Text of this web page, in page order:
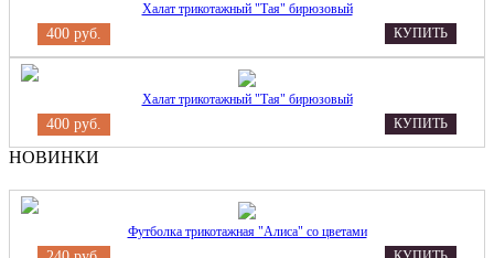
Халат трикотажный "Тая" бирюзовый
400 руб. КУПИТЬ
Халат трикотажный "Тая" бирюзовый
400 руб. КУПИТЬ
НОВИНКИ
Футболка трикотажная "Алиса" со цветами